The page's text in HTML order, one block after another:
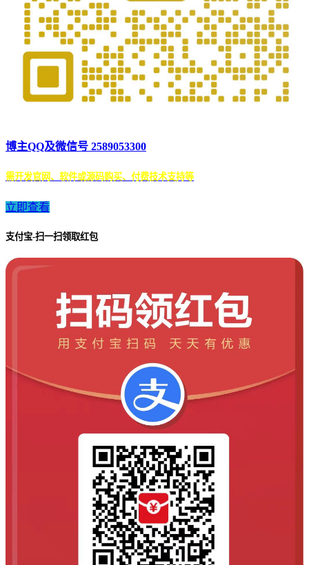
博主QQ及微信号 2589053300
需开发官网、软件或源码购买、付费技术支持等
立即查看
支付宝-扫一扫领取红包